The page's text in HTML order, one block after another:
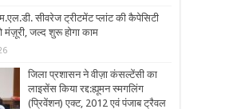
सीवरेज ट्रीटमेंट प्लांट की कैपेसिटी
मंज़ूरी, जल्द शुरू होगा काम
जिला प्रशासन ने वीज़ा कंसल्टेंसी का
लाइसेंस किया रद्द:ह्यूमन स्मगलिंग
(प्रिवेंशन) एक्ट, 2012 एवं पंजाब ट्रैवल